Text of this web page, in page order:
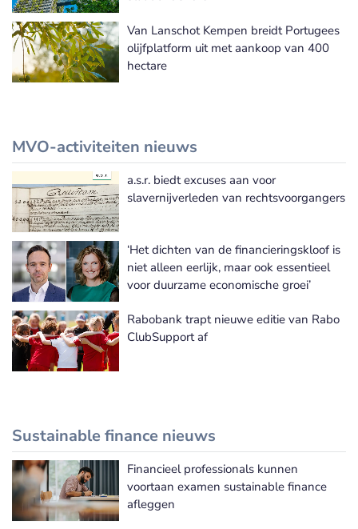
Van Lanschot Kempen breidt Portugees
olijfplatform uit met aankoop van 400
hectare
MVO-activiteiten nieuws
Meer MVO-activiteiten nieuws
a.s.r. biedt excuses aan voor
slavernijverleden van rechtsvoorgangers
‘Het dichten van de financieringskloof is
niet alleen eerlijk, maar ook essentieel
voor duurzame economische groei’
Rabobank trapt nieuwe editie van Rabo
ClubSupport af
Sustainable finance nieuws
Meer Sustainable finance nieuws
Financieel professionals kunnen
voortaan examen sustainable finance
afleggen